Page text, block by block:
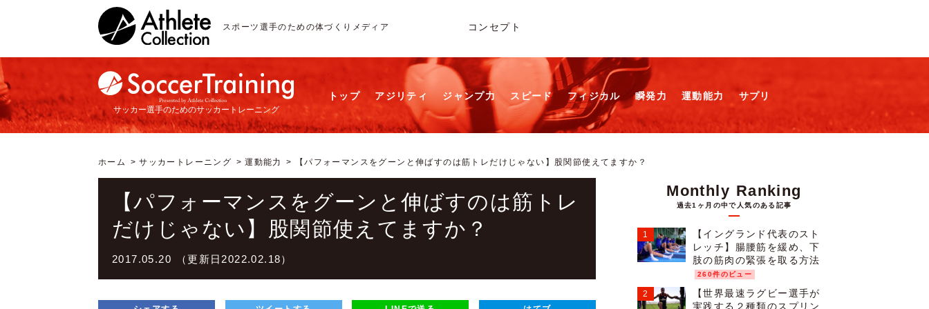
スポーツ選手のための体づくりメディア コンセプト
サッカー選手のためのサッカートレーニング
トップ アジリティ ジャンプ力 スピード フィジカル 瞬発力 運動能力 サプリ
ホーム サッカートレーニング 運動能力 【パフォーマンスをグーンと伸ばすのは筋トレだけじゃない】股関節使えてますか？
【パフォーマンスをグーンと伸ばすのは筋トレ
だけじゃない】股関節使えてますか？
2017.05.20 （更新日2022.02.18）
Monthly Ranking
過去1ヶ月の中で人気のある記事
【イングランド代表のスト
レッチ】腸腰筋を緩め、下
肢の筋肉の緊張を取る方法
260件のビュー
【世界最速ラグビー選手が
実践する２種類のスプリン